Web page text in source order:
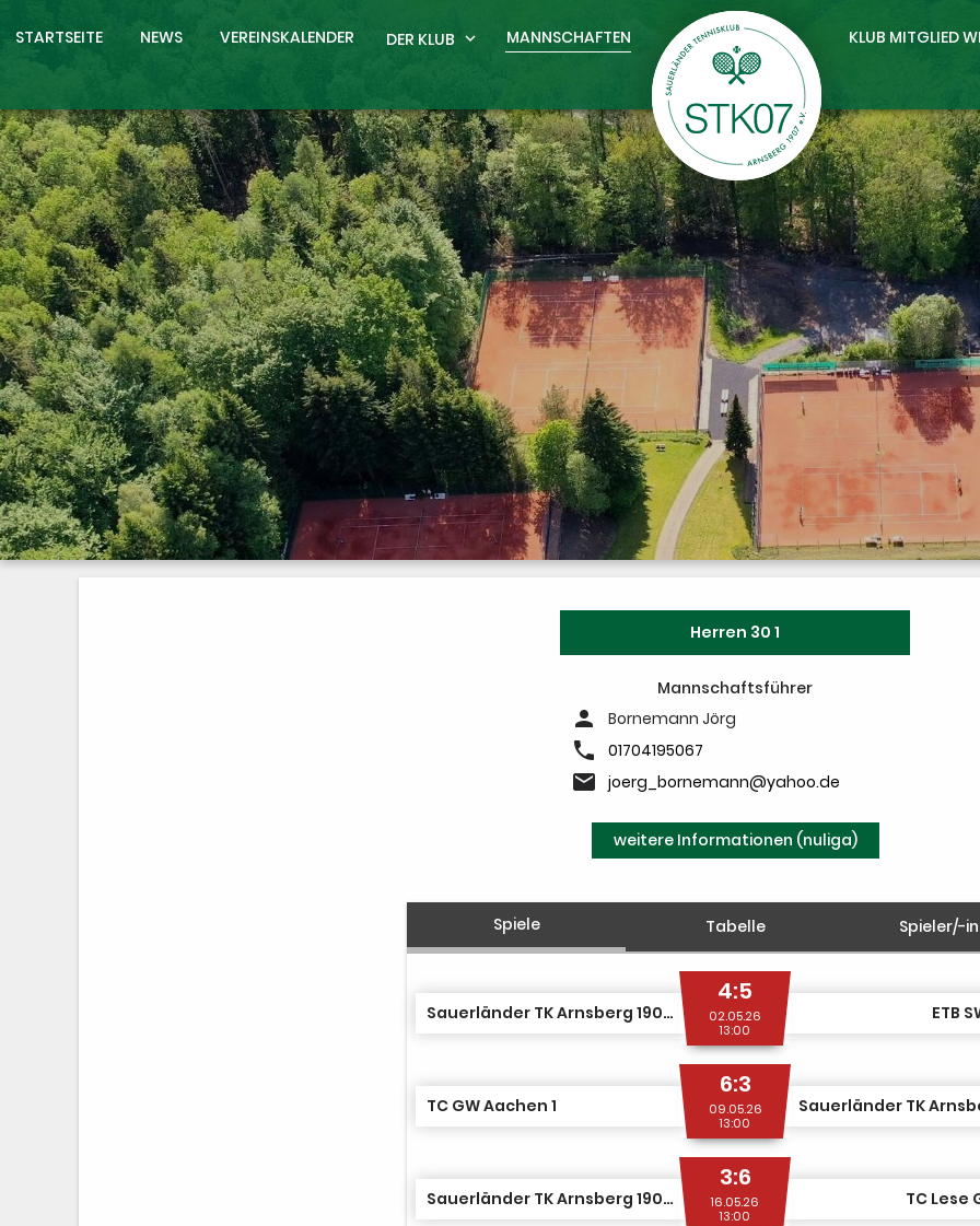
STARTSEITE NEWS VEREINSKALENDER DER KLUB expand_more MANNSCHAFTEN KLUB MITGLIED
Herren 30 1
Mannschaftsführer
person Bornemann Jörg
phone 01704195067
email joerg_bornemann@yahoo.de
weitere Informationen (nuliga)
Spiele Tabelle Spieler/-
Sauerländer TK Arnsberg 1907 1
4:5
02.05.26
13:00
ETB
TC GW Aachen 1
6:3
09.05.26
13:00
Sauerländer TK Arnsberg 1907 1
3:6
16.05.26
13:00
TC Lese